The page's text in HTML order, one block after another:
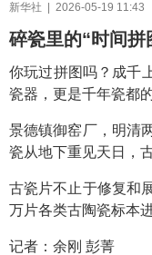
新华社 | 2026-05-19 11:43
碎瓷里的“时间
你玩过拼图吗？成千
瓷器，更是千年瓷都
景德镇御窑厂，明清
瓷从地下重见天日，
古瓷片不止于修复和
万片各类古陶瓷标本
记者：余刚 彭菁